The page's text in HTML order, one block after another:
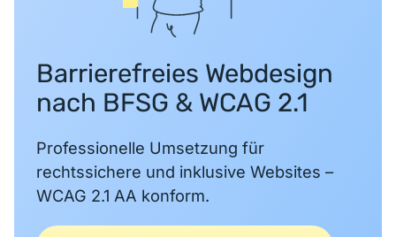
Barrierefreies Webdesign
nach BFSG & WCAG 2.1
Professionelle Umsetzung für
rechtssichere und inklusive Websites –
WCAG 2.1 AA konform.